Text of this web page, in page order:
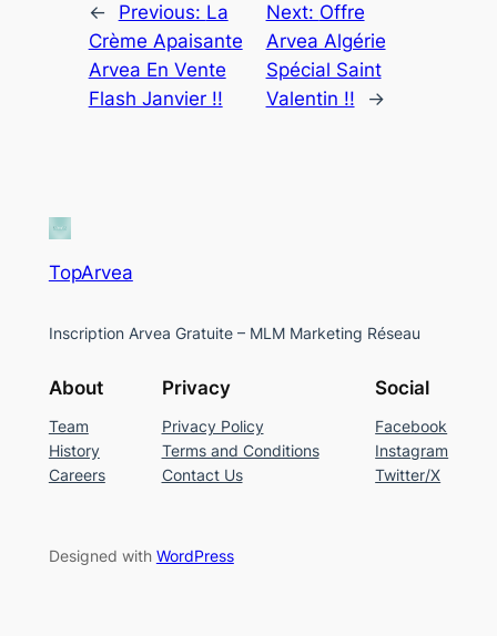
← Previous: La
Crème Apaisante
Arvea En Vente
Flash Janvier !!
Next: Offre
Arvea Algérie
Spécial Saint
Valentin !!
→
TopArvea
Inscription Arvea Gratuite – MLM Marketing Réseau
About
Team
History
Careers
Privacy
Privacy Policy
Terms and Conditions
Contact Us
Social
Facebook
Instagram
Twitter/X
Designed with WordPress